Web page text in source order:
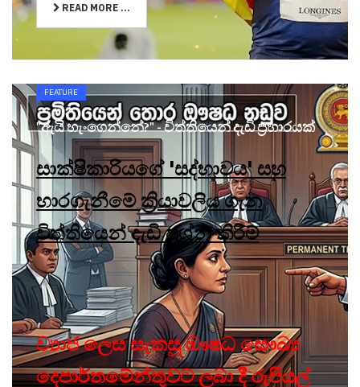
READ MORE ...
FEATURE
"ඇයි හැංගෙන්නේ?" - විත්තියෙන් දැඩි ප්‍රහාරයක්
සාක්ෂිකාරියගේ 'සද්භාවය' සහ
භාරගැනීමේ ක්‍රියාවලිය ගැන
විත්තියෙන් දැඩි ප්‍රශ්න කිරීම්
ව්‍යාජ ලෙස සැකසූ ඖෂධ සෞඛ්‍ය
දෙපාර්තමේන්තුවට ලබා දී රුපියල්